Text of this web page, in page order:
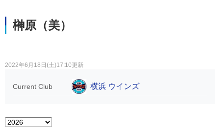
榊原（美）
2022年6月18日(土)17:10更新
Current Club 横浜 ウインズ